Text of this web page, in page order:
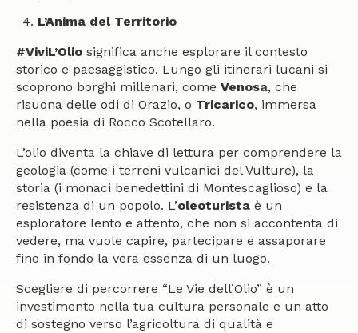
L’Anima del Territorio
#ViviL’Olio significa anche esplorare il contesto
storico e paesaggistico. Lungo gli itinerari lucani si
scoprono borghi millenari, come Venosa, che
risuona delle odi di Orazio, o Tricarico, immersa
nella poesia di Rocco Scotellaro.
L’olio diventa la chiave di lettura per comprendere la
geologia (come i terreni vulcanici del Vulture), la
storia (i monaci benedettini di Montescaglioso) e la
resistenza di un popolo. L’oleoturista è un
esploratore lento e attento, che non si accontenta di
vedere, ma vuole capire, partecipare e assaporare
fino in fondo la vera essenza di un luogo.
Scegliere di percorrere “Le Vie dell’Olio” è un
investimento nella tua cultura personale e un atto
di sostegno verso l’agricoltura di qualità e